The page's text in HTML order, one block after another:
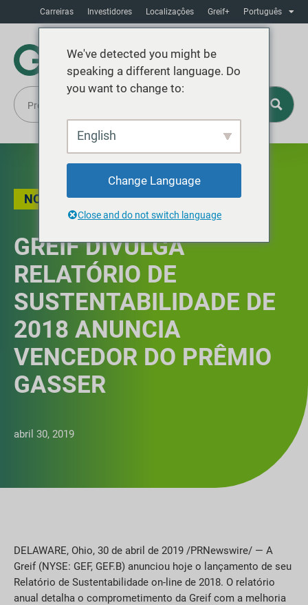
Carreiras Investidores Localizaçôes Greif+ Português
NOTÍCIAS
GREIF DIVULGA
RELATÓRIO DE
SUSTENTABILIDADE DE
2018 ANUNCIA
VENCEDOR DO PRÊMIO
GASSER
abril 30, 2019
DELAWARE, Ohio, 30 de abril de 2019 /PRNewswire/ — A
Greif (NYSE: GEF, GEF.B) anunciou hoje o lançamento de seu
Relatório de Sustentabilidade on-line de 2018. O relatório
anual detalha o comprometimento da Greif com a melhoria
We've detected you might be
speaking a different language. Do
you want to change to:
English
Change Language
Close and do not switch language